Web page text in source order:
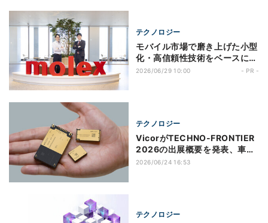
テクノロジー
モバイル市場で磨き上げた小型
化・高信頼性技術をベースにし
た次世代FPCコネクターが、
2026/06/29 10:00 - PR -
テクノロジー
VicorがTECHNO-FRONTIER
2026の出展概要を発表、車載
向け試作ユニットなどの展示を
2026/06/24 16:53
テクノロジー